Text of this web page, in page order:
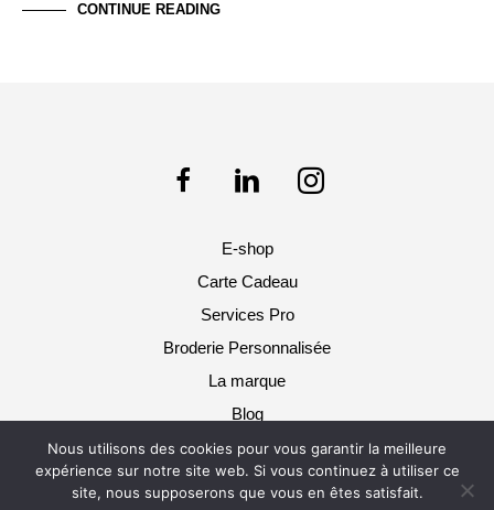
CONTINUE READING
E-shop
Carte Cadeau
Services Pro
Broderie Personnalisée
La marque
Blog
Pol & Rosa 2025 © Tous droits réservés -
Mentions légales / CGU / CGV
Nous utilisons des cookies pour vous garantir la meilleure
expérience sur notre site web. Si vous continuez à utiliser ce
site, nous supposerons que vous en êtes satisfait.